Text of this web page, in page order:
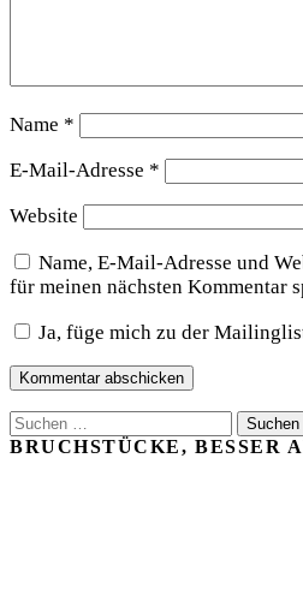
Name *
E-Mail-Adresse *
Website
Name, E-Mail-Adresse und
für meinen nächsten Kommentar
Ja, füge mich zu der
Suchen
nach:
BRUCHSTÜCKE, BESSER